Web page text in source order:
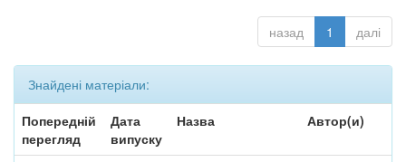
назад 1 далі
Знайдені матеріали:
Попередній
перегляд
Дата
випуску
Назва Автор(и)